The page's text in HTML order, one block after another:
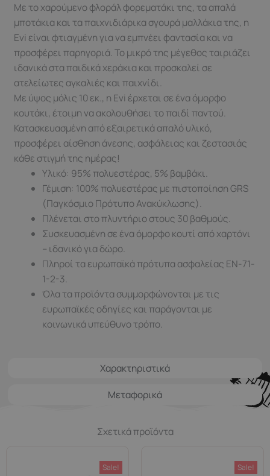
Χαρακτηριστικά
Μεταφορικά
Με το χαρούμενο φλοράλ φορεματάκι της, τα απαλά
μποτάκια και τα παιχνιδιάρικα σγουρά μαλλάκια της, η
Evi είναι φτιαγμένη για να εμπνέει φαντασία και να
προσφέρει παρηγοριά. Το μικρό της μέγεθος ταιριάζει
ιδανικά στα παιδικά χεράκια και προσκαλεί σε
ατελείωτες αγκαλιές και παιχνίδι.
Με ύψος μόλις 10 εκ., η Evi έρχεται σε ένα όμορφο
κουτάκι, έτοιμη να ακολουθήσει το παιδί παντού.
Κατασκευασμένη από εξαιρετικά απαλό υλικό,
προσφέρει αίσθηση άνεσης, ασφάλειας και ζεστασιάς
κάθε στιγμή της ημέρας!
Υλικό: 95% πολυεστέρας, 5% βαμβάκι.
Γέμιση: 100% πολυεστέρας με πιστοποίηση GRS
(Παγκόσμιο Πρότυπο Ανακύκλωσης).
Πλένεται στο πλυντήριο στους 30 βαθμούς.
Συσκευασμένη σε ένα όμορφο κουτί από χαρτόνι
– ιδανικό για δώρο.
Πληροί τα ευρωπαϊκά πρότυπα ασφαλείας EN-71-
1-2-3.
Όλα τα προϊόντα συμμορφώνονται με τις
ευρωπαϊκές οδηγίες και παράγονται με
κοινωνικά υπεύθυνο τρόπο.
Σχετικά προϊόντα
Sale! Sale!